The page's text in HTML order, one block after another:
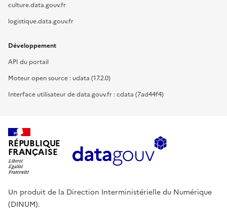
culture.data.gouv.fr
logistique.data.gouv.fr
Développement
API du portail
Moteur open source : udata (17.2.0)
Interface utilisateur de data.gouv.fr : cdata (7ad44f4)
RÉPUBLIQUE
FRANÇAISE
Un produit de la Direction Interministérielle du Numérique
(DINUM).